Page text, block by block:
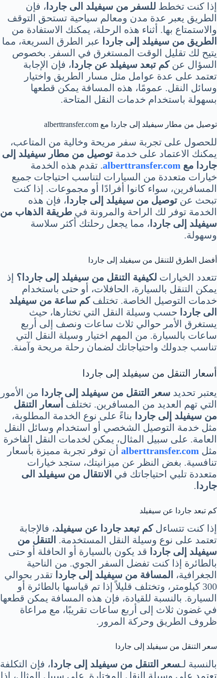
إذا كنت تخطط للسفر من سيفيلد الى جاردا ، فإن
الطريق يعبر عدة مدن ومعالم سياحية تستحق التوقف
والاستمتاع بها. أثناء هذه الرحلة، يمكنك الاستفادة من
الطريق من سيفيلد إلى جاردا
عبر الطرق السريعة، مما
يتيح لك تقليل الوقت المستغرق في السفر. بخصوص
السؤال عنكم تبعد سيفيلد عن جاردا ، فإن الإجابة
تعتمد على عدة عوامل مثل مسار الطريق واختيار
وسائل النقل. عمومًا، هذه المسافة يمكن قطعها
بسهولة باستخدام خدمات النقل المتاحة.
توصيل من مطار سيفيلد إلى جاردا مع alberttransfer.com
للحصول على تجربة سفر مريحة وخالية من المتاعب،
يمكنك الاعتماد على خدمة توصيل من مطار سيفيلد إلى
جاردا مع alberttransfer.com. تقدم هذه الخدمة
خيارات متعددة من السيارات لتناسب احتياجات جميع
المسافرين، سواء كانوا أفرادًا أو مجموعات. إذا كنت
تبحث عن توصيل من سيفيلد إلى جاردا ، فإن هذه
الخدمة توفر لك الراحة والمرونة في طريقة الذهاب من
سيفيلد إلى جاردا ، مما يجعل رحلتك أكثر سلاسة
وسهولة.
أفضل الطرق للتنقل من سيفيلد إلى جاردا
تتعدد الخيارات لكيفية التنقل من سيفيلد إلى جاردا؟ إذ
يمكن التنقل بالسيارة، الحافلات، أو حتى باستخدام
خدمات التوصيل الخاصة. تختلفكم ساعة من سيفيلد
الى جاردا حسب وسيلة النقل التي تختارها، حيث
يستغرق الأمر حوالي ثلاث ساعات ونصف إلى أربع
ساعات بالسيارة. من المهم اختيار وسيلة النقل التي
تناسب جدولك واحتياجاتك لضمان رحلة مريحة وآمنة.
أسعار التنقل من سيفيلد إلى جاردا
يعتبر تحديد سعر التنقل من سيفيلد إلى جاردا
من الأمور
التي تهم العديد من المسافرين. تختلف أسعار التنقل
من سيفيلد إلى جاردا
بناءً على نوع الخدمة المطلوبة،
مثل خدمة التوصيل الشخصي أو استخدام وسائل النقل
العامة. على سبيل المثال، يمكن لخدمات النقل الفاخرة
مثل alberttransfer.com أن توفر تجربة مميزة بأسعار
تنافسية. بغض النظر عن ميزانيتك، ستجد خيارات
متعددة تلبي احتياجاتك في الانتقال من سيفيلد الى
جاردا .
كم تبعد جاردا عن سيفيلد
إذا كنت تتساءلكم تبعد جاردا عن سيفيلد، فالإجابة
تعتمد على نوع وسيلة النقل المستخدمة. التنقل من
سيفيلد إلى جاردا
قد يكون بالسيارة أو الحافلة أو حتى
بالطائرة إذا كنت تفضل السفر الجوي. من الناحية
الجغرافية،
المسافة من سيفيلد إلى جاردا تقدر بحوالي
300 كيلومتر، وتختلف قليلاً إذا تم قياسها بالطائرة أو
السيارة. بالنسبة للقيادة، فإن هذه المسافة يمكن قطعها
في غضون ثلاث إلى أربع ساعات تقريبًا، مع مراعاة
ظروف الطريق وحركة المرور.
سعر التنقل من سيفيلد إلى جاردا
بالنسبة لـسعر التنقل من سيفيلد إلى جاردا ، فإن التكلفة
تعتمد على وسيلة النقل المختارة. على سبيل المثال، إذا